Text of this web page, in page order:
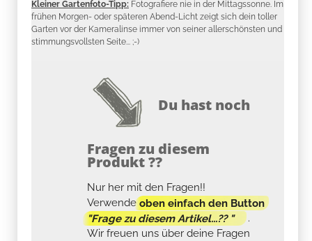
Kleiner Gartenfoto-Tipp: Fotografiere nie in der Mittagssonne. Im
frühen Morgen- oder späteren Abend-Licht zeigt sich dein toller
Garten vor der Kameralinse immer von seiner allerschönsten und
stimmungsvollsten Seite... ;-)
Du hast noch
Fragen zu diesem
Produkt ??
Nur her mit den Fragen!!
Verwendeoben einfach den Button
"Frage zu diesem Artikel...?? "
.
Wir freuen uns über deine Fragen